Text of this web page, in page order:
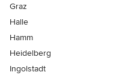
Graz
Halle
Hamm
Heidelberg
Ingolstadt